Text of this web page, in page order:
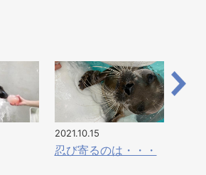
2021.10.15
忍び寄るのは・・・